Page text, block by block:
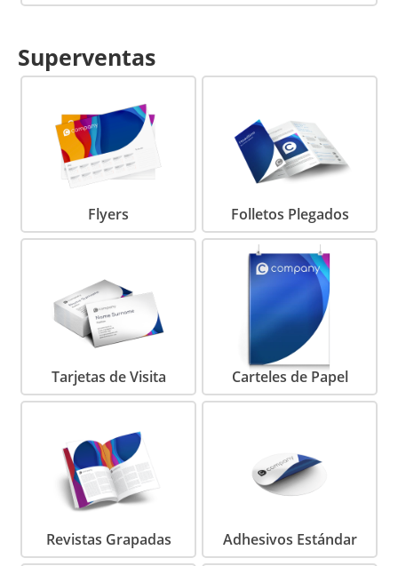
Superventas
Flyers Folletos Plegados
Tarjetas de Visita Carteles de Papel
Revistas Grapadas Adhesivos Estándar